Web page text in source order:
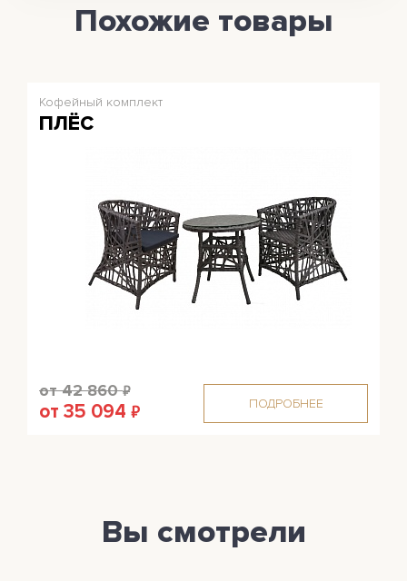
Похожие товары
ПОДРОБНЕЕ
Кофейный комплект
ПЛЁС
от 42 860₽
от 35 094 ₽
Вы смотрели